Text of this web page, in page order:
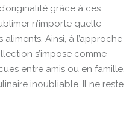
grâce à ces
n’importe quelle
Ainsi, à l’approche
s’impose comme
entre amis ou en famille,
inoubliable. Il ne reste